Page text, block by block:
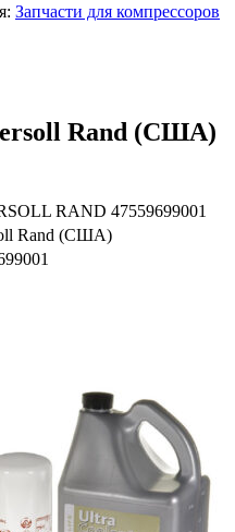
Запчасти для компрессоров
Rand (США)
RAND 47559699001
Rand (США)